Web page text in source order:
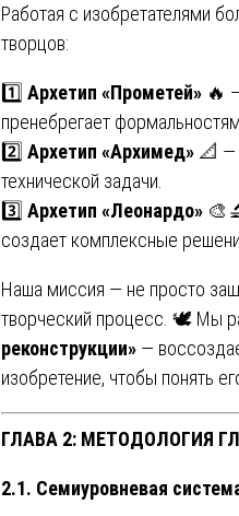
Работая с изобретателями
творцов:
1️⃣ Архетип «Прометей» 🔥
пренебрегает
2️⃣ Архетип «Архимед» 📐 —
технической задачи.
3️⃣ Архетип «Леонардо»
создает комплексные
Наша миссия — не просто
творческий процесс. 🕊️ Мы
реконструкции» —
изобретение, чтобы понять
ГЛАВА 2: МЕТОДОЛОГИЯ
2.1. Семиуровневая